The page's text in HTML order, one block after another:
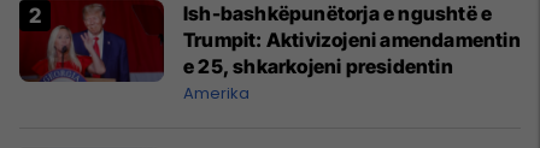
Ish-bashkëpunëtorja e ngushtë e
Trumpit: Aktivizojeni amendamentin
e 25, shkarkojeni presidentin
Amerika